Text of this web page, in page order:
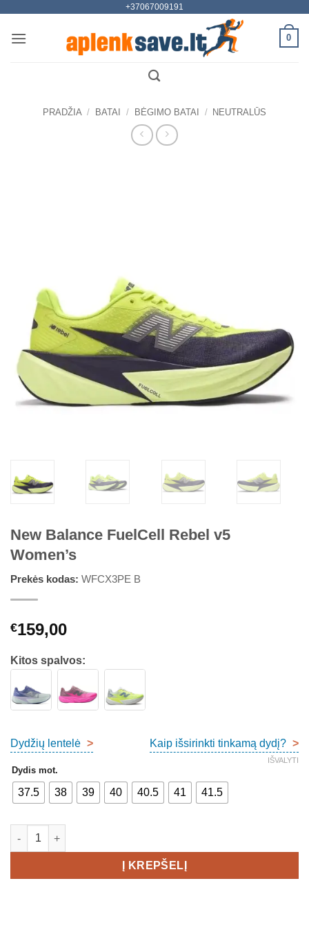
content
+37067009191
0
PRADŽIA / BATAI / BĖGIMO BATAI / NEUTRALŪS
New Balance FuelCell Rebel v5
Women’s
Prekės kodas: WFCX3PE B
€159,00
Kitos spalvos:
Dydžių lentelė > Kaip išsirinkti tinkamą dydį? >
Dydis mot.
37.5 38 39 40 40.5 41 41.5
IŠVALYTI
produkto kiekis: New Balance FuelCell Rebel v5 Women's
Į KREPŠELĮ